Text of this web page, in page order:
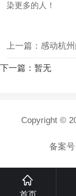
染更多的人！
下一篇：暂无
Copyright ©
备案号